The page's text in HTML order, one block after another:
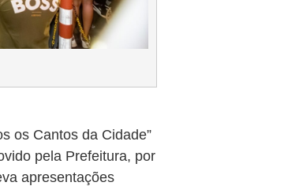
os Cantos da Cidade”
pela Prefeitura, por
apresentações